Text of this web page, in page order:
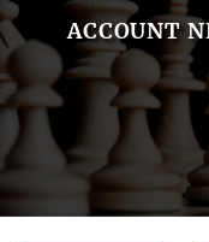
ACCOUNT